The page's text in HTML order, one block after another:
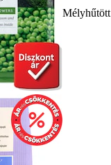
Mélyhűtött